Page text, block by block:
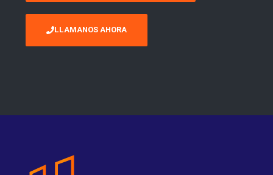
LLAMANOS AHORA